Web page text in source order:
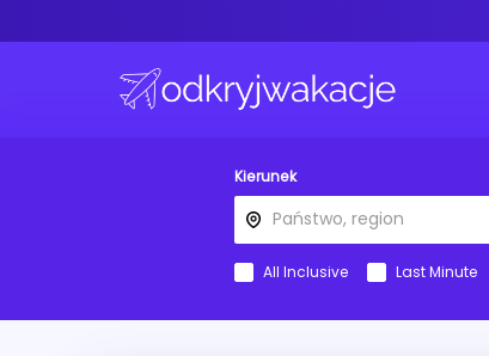
Kierunek
All Inclusive Last Minute